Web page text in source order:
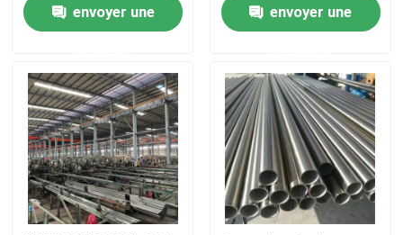
Maison
Vidéos
Au sujet de nous
envoyer une
envoyer une